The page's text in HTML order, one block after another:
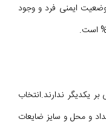
ایمنی فرد و وجود
یکدیگر ندارند.انتخاب
و محل و سایز ضایعات